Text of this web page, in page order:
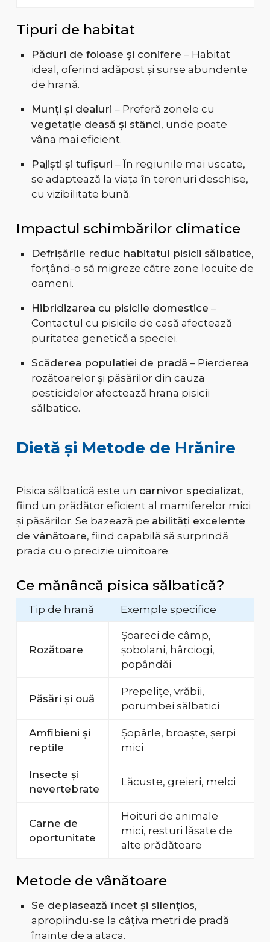
Tipuri de habitat
Păduri de foioase și conifere – Habitat
ideal, oferind adăpost și surse abundente
de hrană.
Munți și dealuri – Preferă zonele cu
vegetație deasă și stânci, unde poate
vâna mai eficient.
Pajiști și tufișuri – În regiunile mai uscate,
se adaptează la viața în terenuri deschise,
cu vizibilitate bună.
Impactul schimbărilor climatice
Defrișările reduc habitatul pisicii sălbatice,
forțând-o să migreze către zone locuite de
oameni.
Hibridizarea cu pisicile domestice –
Contactul cu pisicile de casă afectează
puritatea genetică a speciei.
Scăderea populației de pradă – Pierderea
rozătoarelor și păsărilor din cauza
pesticidelor afectează hrana pisicii
sălbatice.
Dietă și Metode de Hrănire
Pisica sălbatică este un carnivor specializat,
fiind un prădător eficient al mamiferelor mici
și păsărilor. Se bazează pe abilități excelente
de vânătoare, fiind capabilă să surprindă
prada cu o precizie uimitoare.
Ce mănâncă pisica sălbatică?
Tip de hrană Exemple specifice
Rozătoare
Șoareci de câmp,
șobolani, hârciogi,
popândăi
Păsări și ouă
Prepelițe, vrăbii,
porumbei sălbatici
Amfibieni și
reptile
Șopârle, broaște, șerpi
mici
Insecte și
nevertebrate
Lăcuste, greieri, melci
Carne de
oportunitate
Hoituri de animale
mici, resturi lăsate de
alte prădătoare
Metode de vânătoare
Se deplasează încet și silențios,
apropiindu-se la câțiva metri de pradă
înainte de a ataca.